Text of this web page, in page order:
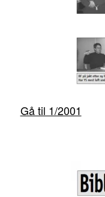
Gå til 1/2001